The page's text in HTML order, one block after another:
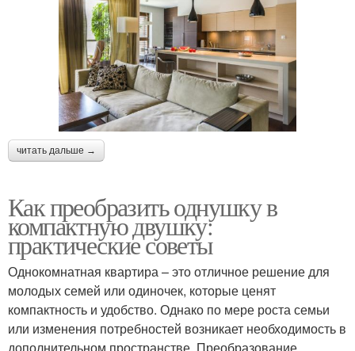
читать дальше →
Как преобразить однушку в
компактную двушку:
практические советы
Однокомнатная квартира – это отличное решение для
молодых семей или одиночек, которые ценят
компактность и удобство. Однако по мере роста семьи
или изменения потребностей возникает необходимость в